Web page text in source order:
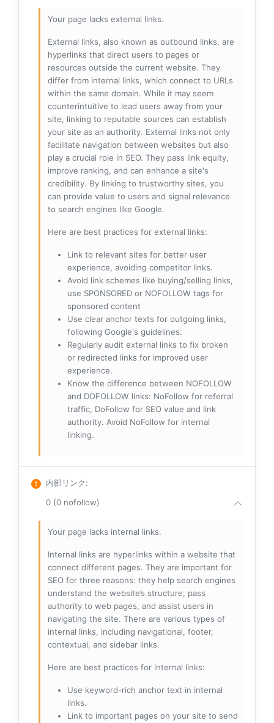
Your page lacks external links.
External links, also known as outbound links, are
hyperlinks that direct users to pages or
resources outside the current website. They
differ from internal links, which connect to URLs
within the same domain. While it may seem
counterintuitive to lead users away from your
site, linking to reputable sources can establish
your site as an authority. External links not only
facilitate navigation between websites but also
play a crucial role in SEO. They pass link equity,
improve ranking, and can enhance a site's
credibility. By linking to trustworthy sites, you
can provide value to users and signal relevance
to search engines like Google.
Here are best practices for external links:
Link to relevant sites for better user
experience, avoiding competitor links.
Avoid link schemes like buying/selling links,
use SPONSORED or NOFOLLOW tags for
sponsored content
Use clear anchor texts for outgoing links,
following Google's guidelines.
Regularly audit external links to fix broken
or redirected links for improved user
experience.
Know the difference between NOFOLLOW
and DOFOLLOW links: NoFollow for referral
traffic, DoFollow for SEO value and link
authority. Avoid NoFollow for internal
linking.
内部リンク:
0 (0 nofollow)
Your page lacks internal links.
Internal links are hyperlinks within a website that
connect different pages. They are important for
SEO for three reasons: they help search engines
understand the website’s structure, pass
authority to web pages, and assist users in
navigating the site. There are various types of
internal links, including navigational, footer,
contextual, and sidebar links.
Here are best practices for internal links:
Use keyword-rich anchor text in internal
links.
Link to important pages on your site to send